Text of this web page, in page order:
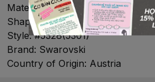
Material: Crystal
Shape: Bicone
Style: #5328(5301)
Brand: Swarovski
Country of Origin: Austria